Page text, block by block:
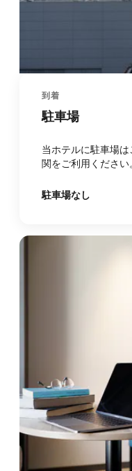
到着
駐車場
当ホテルに駐車場
関をご利用ください
駐車場なし